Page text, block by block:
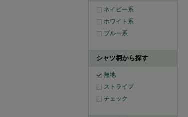
ネイビー系
ホワイト系
ブルー系
シャツ柄から探す
無地
ストライプ
チェック